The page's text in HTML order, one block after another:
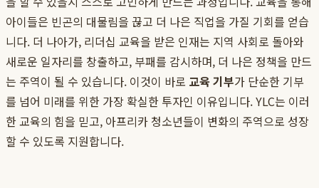
아이들은 빈곤의 대물림을 끊고 더 나은 직업을 가질 기회를 얻습
니다. 더 나아가, 리더십 교육을 받은 인재는 지역 사회로 돌아와
새로운 일자리를 창출하고, 부패를 감시하며, 더 나은 정책을 만드
는 주역이 될 수 있습니다. 이것이 바로 교육 기부가 단순한 기부
를 넘어 미래를 위한 가장 확실한 투자인 이유입니다. YLC는 이러
한 교육의 힘을 믿고, 아프리카 청소년들이 변화의 주역으로 성장
할 수 있도록 지원합니다.